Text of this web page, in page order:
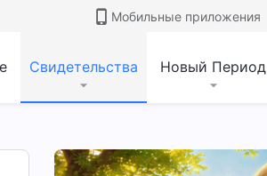
Мобильные приложения
Свидетельства Новый Период